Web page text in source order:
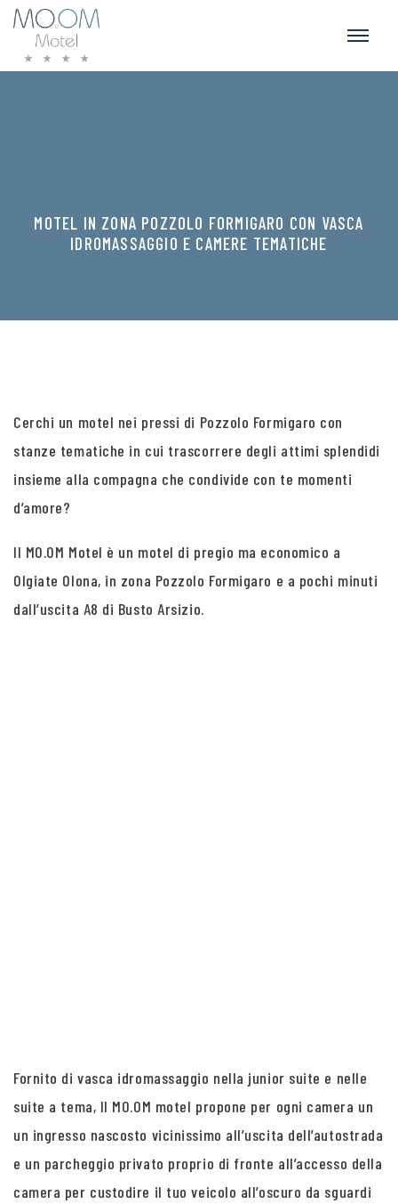
MOTEL IN ZONA POZZOLO FORMIGARO CON VASCA
IDROMASSAGGIO E CAMERE TEMATICHE
Cerchi un motel nei pressi di Pozzolo Formigaro con
stanze tematiche in cui trascorrere degli attimi splendidi
insieme alla compagna che condivide con te momenti
d’amore?
Il MO.OM Motel è un motel di pregio ma economico a
Olgiate Olona, in zona Pozzolo Formigaro e a pochi minuti
dall’uscita A8 di Busto Arsizio.
Fornito di vasca idromassaggio nella junior suite e nelle
suite a tema, Il MO.OM motel propone per ogni camera un
un ingresso nascosto vicinissimo all’uscita dell’autostrada
e un parcheggio privato proprio di fronte all’accesso della
camera per custodire il tuo veicolo all’oscuro da sguardi